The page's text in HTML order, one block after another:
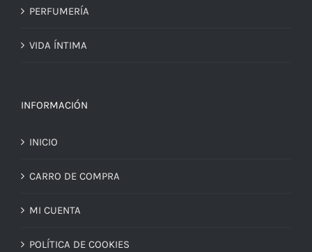
PERFUMERÍA
VIDA ÍNTIMA
INFORMACIÓN
INICIO
CARRO DE COMPRA
MI CUENTA
POLÍTICA DE COOKIES